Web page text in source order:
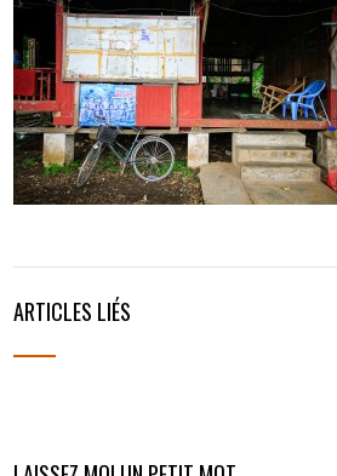
ARTICLES LIÉS